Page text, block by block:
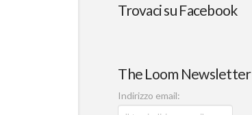
Trovaci su Facebook
The Loom Newsletter
Indirizzo email: